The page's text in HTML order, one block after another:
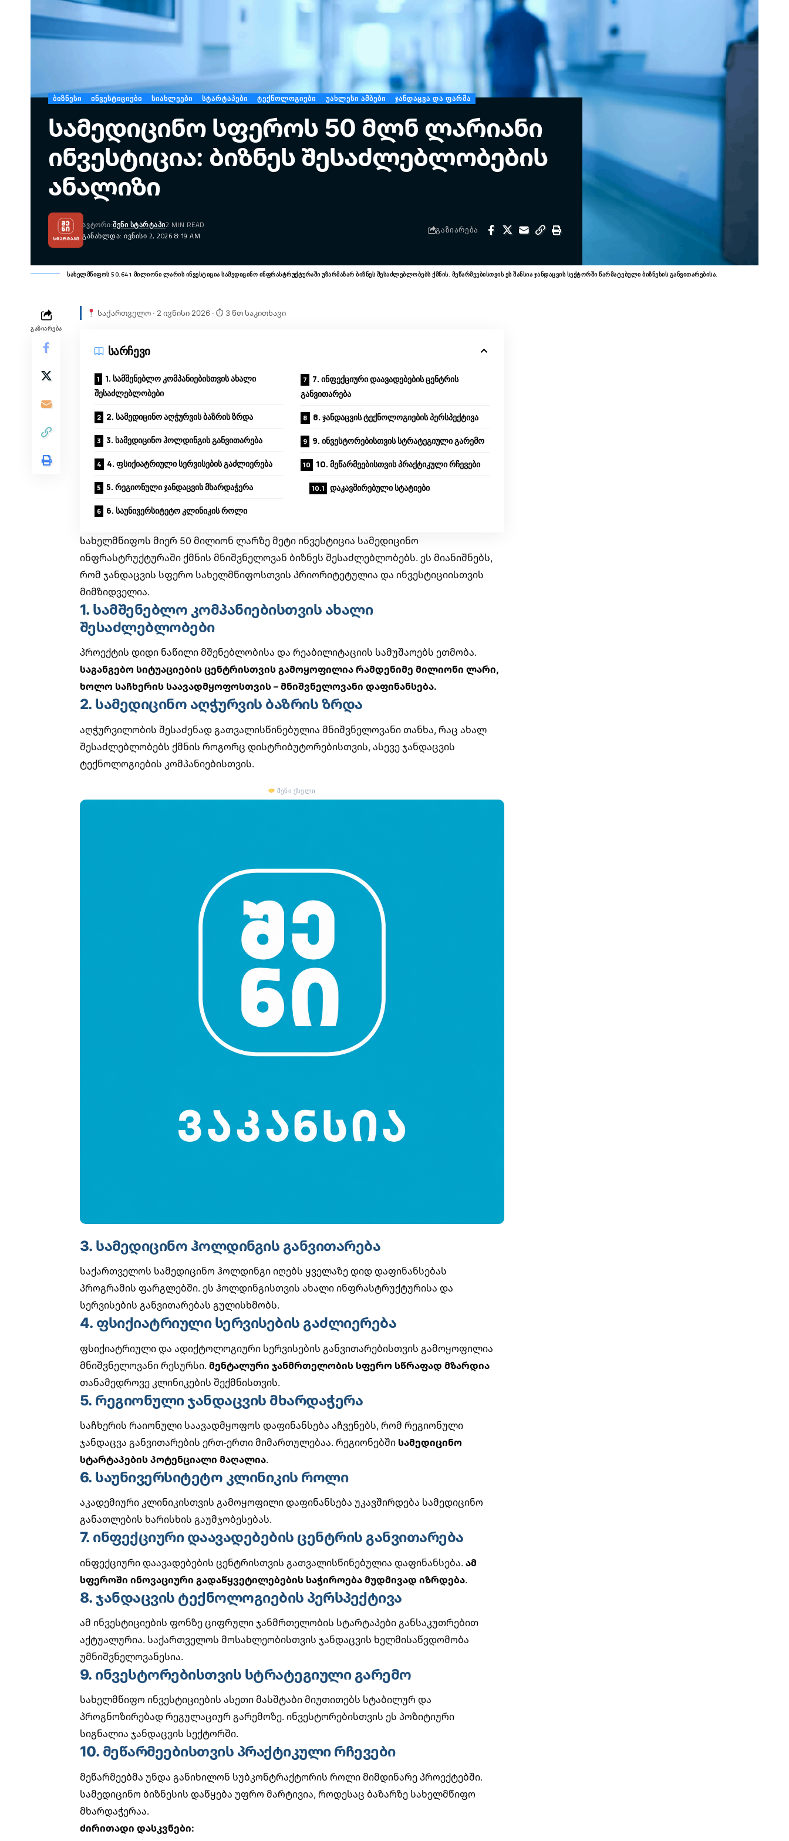
ᲑᲘᲖᲜᲔᲡᲘ ᲘᲜᲕᲔᲡᲢᲘᲪᲘᲔᲑᲘ ᲡᲘᲐᲮᲚᲔᲔᲑᲘ ᲡᲢᲐᲠᲢᲐᲞᲔᲑᲘ ᲢᲔᲥᲜᲝᲚᲝᲒᲘᲔᲑᲘ ᲣᲐᲮᲚᲔᲡᲘ ᲐᲛᲑᲔᲑᲘ ᲯᲐᲜᲓᲐᲪᲕᲐ ᲓᲐ ᲤᲐᲠᲛᲐ
სამედიცინო სფეროს 50 მლნ ლარიანი
ინვესტიცია: ბიზნეს შესაძლებლობების
ანალიზი
ᲒᲐᲜᲐᲮᲚᲓᲐ: ᲘᲕᲜᲘᲡᲘ 2, 2026 8:19 AM
ᲐᲕᲢᲝᲠᲘ:ᲨᲔᲜᲘ ᲡᲢᲐᲠᲢᲐᲞᲘ2 MIN READ ᲒᲐᲖᲘᲐᲠᲔᲑᲐ
სახელმწიფოს 50.641 მილიონი ლარის ინვესტიცია სამედიცინო ინფრასტრუქტურაში უზარმაზარ ბიზნეს შესაძლებლობებს ქმნის. მეწარმეებისთვის ეს შანსია ჯანდაცვის სექტორში წარმატებული ბიზნესის განვითარებისა.
ᲒᲐᲖᲘᲐᲠᲔᲑᲐ
საქართველო · 2 ივნისი 2026 · ⏱ 3 წთ საკითხავი
სარჩევი
1. სამშენებლო კომპანიებისთვის ახალი
შესაძლებლობები
2. სამედიცინო აღჭურვის ბაზრის ზრდა
3. სამედიცინო ჰოლდინგის განვითარება
4. ფსიქიატრიული სერვისების გაძლიერება
5. რეგიონული ჯანდაცვის მხარდაჭერა
6. საუნივერსიტეტო კლინიკის როლი
7. ინფექციური დაავადებების ცენტრის
განვითარება
8. ჯანდაცვის ტექნოლოგიების პერსპექტივა
9. ინვესტორებისთვის სტრატეგიული გარემო
10. მეწარმეებისთვის პრაქტიკული რჩევები
დაკავშირებული სტატიები
სახელმწიფოს მიერ 50 მილიონ ლარზე მეტი ინვესტიცია სამედიცინო
ინფრასტრუქტურაში ქმნის მნიშვნელოვან ბიზნეს შესაძლებლობებს. ეს მიანიშნებს,
რომ ჯანდაცვის სფერო სახელმწიფოსთვის პრიორიტეტულია და ინვესტიციისთვის
მიმზიდველია.
1. სამშენებლო კომპანიებისთვის ახალი
შესაძლებლობები
პროექტის დიდი ნაწილი მშენებლობისა და რეაბილიტაციის სამუშაოებს ეთმობა.
საგანგებო სიტუაციების ცენტრისთვის გამოყოფილია რამდენიმე მილიონი ლარი,
ხოლო საჩხერის საავადმყოფოსთვის – მნიშვნელოვანი დაფინანსება.
2. სამედიცინო აღჭურვის ბაზრის ზრდა
აღჭურვილობის შესაძენად გათვალისწინებულია მნიშვნელოვანი თანხა, რაც ახალ
შესაძლებლობებს ქმნის როგორც დისტრიბუტორებისთვის, ასევე ჯანდაცვის
ტექნოლოგიების კომპანიებისთვის.
შენი ქსელი
3. სამედიცინო ჰოლდინგის განვითარება
საქართველოს სამედიცინო ჰოლდინგი იღებს ყველაზე დიდ დაფინანსებას
პროგრამის ფარგლებში. ეს ჰოლდინგისთვის ახალი ინფრასტრუქტურისა და
სერვისების განვითარებას გულისხმობს.
4. ფსიქიატრიული სერვისების გაძლიერება
ფსიქიატრიული და ადიქტოლოგიური სერვისების განვითარებისთვის გამოყოფილია
მნიშვნელოვანი რესურსი. მენტალური ჯანმრთელობის სფერო სწრაფად მზარდია
თანამედროვე კლინიკების შექმნისთვის.
5. რეგიონული ჯანდაცვის მხარდაჭერა
საჩხერის რაიონული საავადმყოფოს დაფინანსება აჩვენებს, რომ რეგიონული
ჯანდაცვა განვითარების ერთ-ერთი მიმართულებაა. რეგიონებში სამედიცინო
სტარტაპების პოტენციალი მაღალია.
6. საუნივერსიტეტო კლინიკის როლი
აკადემიური კლინიკისთვის გამოყოფილი დაფინანსება უკავშირდება სამედიცინო
განათლების ხარისხის გაუმჯობესებას.
7. ინფექციური დაავადებების ცენტრის განვითარება
ინფექციური დაავადებების ცენტრისთვის გათვალისწინებულია დაფინანსება. ამ
სფეროში ინოვაციური გადაწყვეტილებების საჭიროება მუდმივად იზრდება.
8. ჯანდაცვის ტექნოლოგიების პერსპექტივა
ამ ინვესტიციების ფონზეციფრული ჯანმრთელობის სტარტაპებიგანსაკუთრებით
აქტუალურია. საქართველოს მოსახლეობისთვის ჯანდაცვის ხელმისაწვდომობა
უმნიშვნელოვანესია.
9. ინვესტორებისთვის სტრატეგიული გარემო
სახელმწიფო ინვესტიციების ასეთი მასშტაბი მიუთითებს სტაბილურ და
პროგნოზირებად რეგულაციურ გარემოზე. ინვესტორებისთვის ეს პოზიტიური
სიგნალია ჯანდაცვის სექტორში.
10. მეწარმეებისთვის პრაქტიკული რჩევები
მეწარმეებმა უნდა განიხილონ სუბკონტრაქტორის როლი მიმდინარე პროექტებში.
სამედიცინო ბიზნესის დაწყება უფრო მარტივია, როდესაც ბაზარზე სახელმწიფო
მხარდაჭერაა.
ძირითადი დასკვნები: